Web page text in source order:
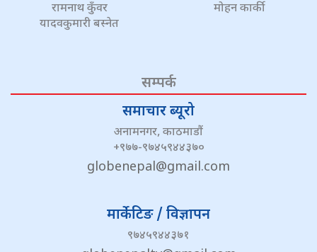
रामनाथ कुँवर
यादवकुमारी बस्नेत
मोहन कार्की
सम्पर्क
समाचार ब्यूरो
अनामनगर, काठमाडौं
+९७७-९७४५९४४३७०
globenepal@gmail.com
मार्केटिङ / विज्ञापन
९७४५९४४३७१